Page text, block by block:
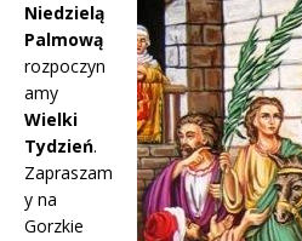
Niedzielą
Palmową
rozpoczyn
amy
Wielki
Tydzień.
Zapraszam
y na
Gorzkie